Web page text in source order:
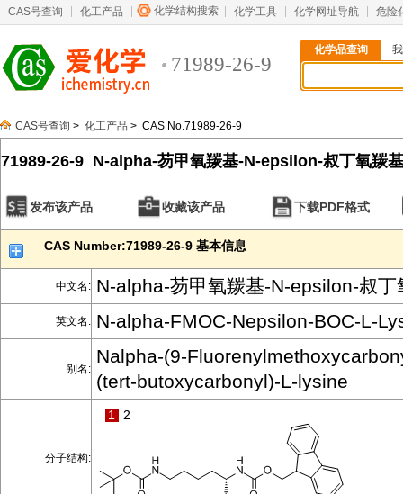
CAS号查询 化工产品 化学结构搜索 化学工具 化学网址导航 危险
71989-26-9
化学品查询
CAS号查询 > 化工产品 > CAS No.71989-26-9
71989-26-9 N-alpha-芴甲氧羰基-N-epsilon-叔丁氧羰
发布该产品 收藏该产品 下载PDF格式
CAS Number:71989-26-9 基本信息
中文名: N-alpha-芴甲氧羰基-N-epsilon-叔丁
英文名: N-alpha-FMOC-Nepsilon-BOC-L-
别名:
Nalpha-(9-
(tert-butoxycarbonyl)-L-lysine
分子结构:
1 2